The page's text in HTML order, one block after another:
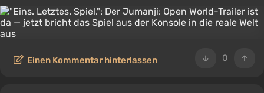
0
Einen Kommentar hinterlassen